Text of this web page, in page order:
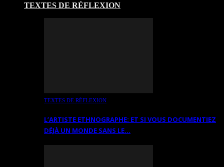
TEXTES DE RÉFLEXION
TEXTES DE RÉFLEXION
L’ARTISTE ETHNOGRAPHE: ET SI VOUS DOCUMENTIEZ
DÉJÀ UN MONDE SANS LE…